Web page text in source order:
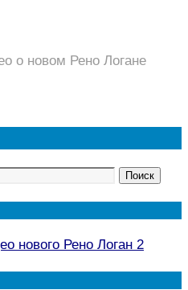
о новом Рено Логане
Поиск